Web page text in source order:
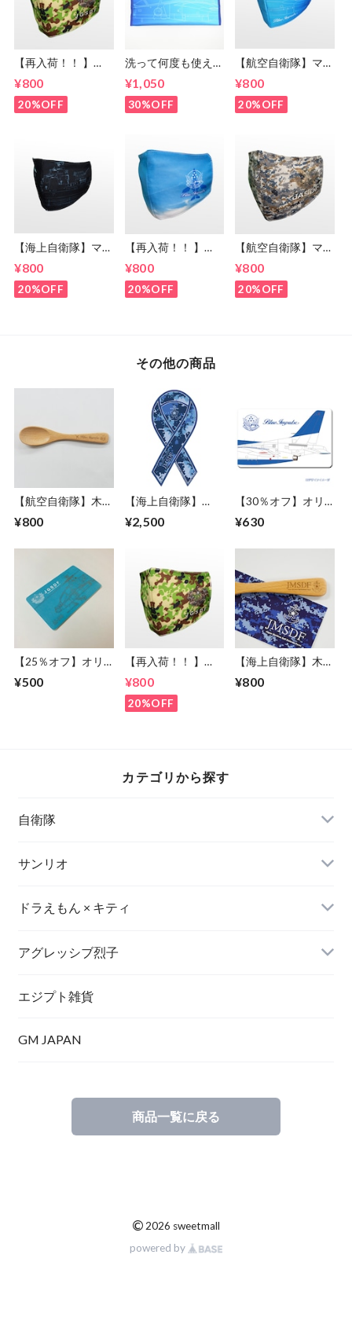
【再入荷！！ 】
クカバー 迷彩柄デ
ザイン＜送料無料＞
¥800
20%OFF
洗って何度も使え
ポリエステル製マス
クケース 「ブルー
インパルス」線画デ
¥1,050
30%OFF
【航空自衛隊】マス
インパルス」線画デ
ザイン＜送料無料＞
¥800
20%OFF
【海上自衛隊】マス
クカバー 護衛艦
「摩耶」線画デザイ
ン＜送料無料＞
¥800
20%OFF
【再入荷！！ 】
【航空自衛隊】マス
クカバー ブルーイ
ンパルス スカイデ
ザイン＜送料無料＞
¥800
20%OFF
【航空自衛隊】マス
クカバー 迷彩柄デ
ザイン＜送料無料＞
¥800
20%OFF
その他の商品
【航空自衛隊】木製
ルーインパルス
¥800
【海上自衛隊】
ネット第2弾【送料
¥2,500
【30％オフ】オリ
ッカー(3枚セット)
Model
¥630
【25％オフ】オリ
ジナルICカードステ
ッカー(2枚セット)
¥500
【再入荷！！ 】
【陸上自衛隊】マス
クカバー 迷彩柄デ
ザイン＜送料無料＞
¥800
20%OFF
【海上自衛隊】木製
カレースプーン
（JMSDFロゴ ver.）
¥800
カテゴリから探す
自衛隊
陸上自衛隊グッズ
海上自衛隊グッズ
航空自衛隊グッズ
サンリオ
衛生日用品
ドラえもん × キティ
アグレッシブ烈子
エジプト雑貨
GM JAPAN
商品一覧に戻る
© 2026 sweetmall
powered by